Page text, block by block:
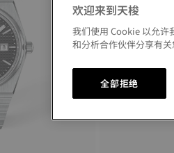
欢迎来到天梭
我们使用 Cookie 以允许
和分析合作伙伴分享有
全部拒绝